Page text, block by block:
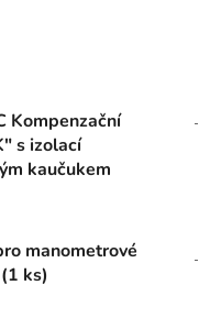
Kompenzační
s izolací
kaučukem
manometrové
ks)